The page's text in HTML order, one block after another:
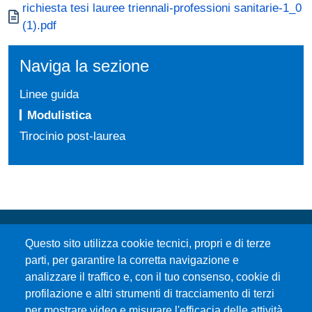
Documento
richiesta tesi lauree triennali-professioni sanitarie-1_0
(1).pdf
Naviga la sezione
Linee guida
Modulistica
Tirocinio post-laurea
Questo sito utilizza cookie tecnici, propri e di terze
parti, per garantire la corretta navigazione e
analizzare il traffico e, con il tuo consenso, cookie di
profilazione e altri strumenti di tracciamento di terzi